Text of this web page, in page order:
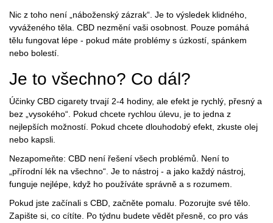
Nic z toho není „náboženský zázrak“. Je to výsledek klidného,
vyváženého těla. CBD nezmění vaši osobnost. Pouze pomáhá
tělu fungovat lépe - pokud máte problémy s úzkostí, spánkem
nebo bolestí.
Je to všechno? Co dál?
Účinky CBD cigarety trvají 2-4 hodiny, ale efekt je rychlý, přesný a
bez „vysokého“. Pokud chcete rychlou úlevu, je to jedna z
nejlepších možností. Pokud chcete dlouhodobý efekt, zkuste olej
nebo kapsli.
Nezapomeňte: CBD není řešení všech problémů. Není to
„přírodní lék na všechno“. Je to nástroj - a jako každý nástroj,
funguje nejlépe, když ho používáte správně a s rozumem.
Pokud jste začínali s CBD, začněte pomalu. Pozorujte své tělo.
Zapište si, co cítíte. Po týdnu budete vědět přesně, co pro vás